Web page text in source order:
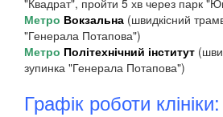
Метро Вокзальна (швидкісний
"Генерала Потапова")
Метро Політехнічний інститут
зупинка "Генерала Потапова")
Графік роботи клініки: